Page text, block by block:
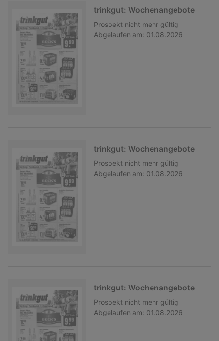
trinkgut: Wochenangebote
Prospekt nicht mehr gültig
Abgelaufen am: 01.08.2026
trinkgut: Wochenangebote
Prospekt nicht mehr gültig
Abgelaufen am: 01.08.2026
trinkgut: Wochenangebote
Prospekt nicht mehr gültig
Abgelaufen am: 01.08.2026